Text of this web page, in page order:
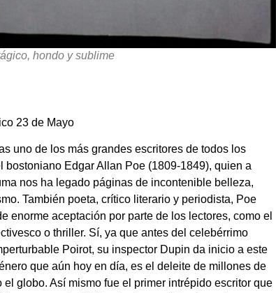
hondo y sublime
23 de Mayo
uno de los más grandes escritores de todos los
bostoniano Edgar Allan Poe (1809-1849), quien a
nos ha legado páginas de incontenible belleza,
También poeta, crítico literario y periodista, Poe
enorme aceptación por parte de los lectores, como el
o thriller. Sí, ya que antes del celebérrimo
Poirot, su inspector Dupin da inicio a este
que aún hoy en día, es el deleite de millones de
el globo. Así mismo fue el primer intrépido escritor que